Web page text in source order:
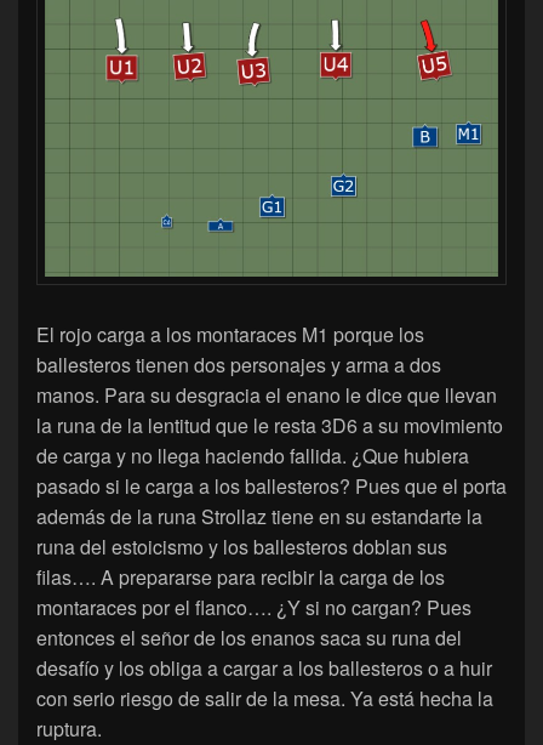
El rojo carga a los montaraces M1 porque los
ballesteros tienen dos personajes y arma a dos
manos. Para su desgracia el enano le dice que llevan
la runa de la lentitud que le resta 3D6 a su movimiento
de carga y no llega haciendo fallida. ¿Que hubiera
pasado si le carga a los ballesteros? Pues que el porta
además de la runa Strollaz tiene en su estandarte la
runa del estoicismo y los ballesteros doblan sus
filas…. A prepararse para recibir la carga de los
montaraces por el flanco…. ¿Y si no cargan? Pues
entonces el señor de los enanos saca su runa del
desafío y los obliga a cargar a los ballesteros o a huir
con serio riesgo de salir de la mesa. Ya está hecha la
ruptura.